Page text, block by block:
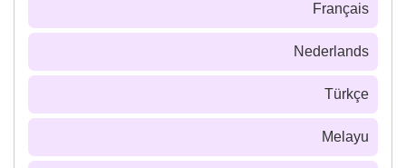
Français
Nederlands
Türkçe
Melayu